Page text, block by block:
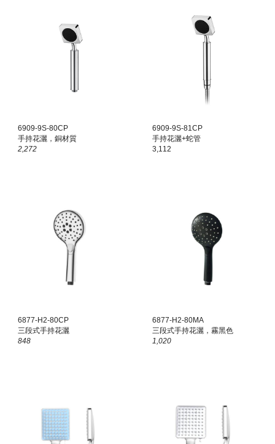
6909-9S-80CP
手持花灑，銅材質
2,272
6909-9S-81CP
手持花灑+蛇管
3,112
6877-H2-80CP
三段式手持花灑
848
6877-H2-80MA
三段式手持花灑，霧黑色
1,020